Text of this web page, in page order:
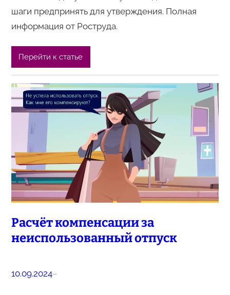
шаги предпринять для утверждения. Полная
информация от Роструда.
Перейти к статье
Расчёт компенсации за
неиспользованный отпуск
10.09.2024–